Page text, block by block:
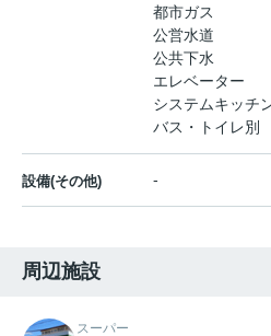
都市ガス
公営水道
公共下水
エレベーター
システムキッチ
バス・トイレ別
設備(その他) -
周辺施設
スーパー